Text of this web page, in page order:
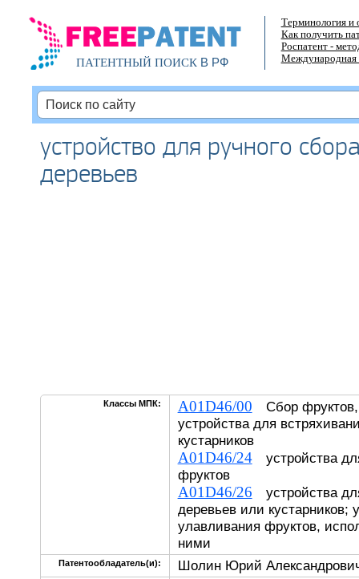
ПАТЕНТНЫЙ ПОИСКВ РФ
Терминология и
Как получить
Роспатент -
Международная
устройство для ручного
деревьев
Классы МПК: A01D46/00 Сбор
устройства для
кустарников
A01D46/24устройства
фруктов
A01D46/26 устройства
деревьев или кустарников;
улавливания фруктов,
ними
Патентообладатель(и): Шолин Юрий